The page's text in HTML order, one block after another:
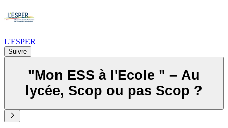
L'ESPER
Suivre
"Mon ESS à l'Ecole " – Au
lycée, Scop ou pas Scop ?